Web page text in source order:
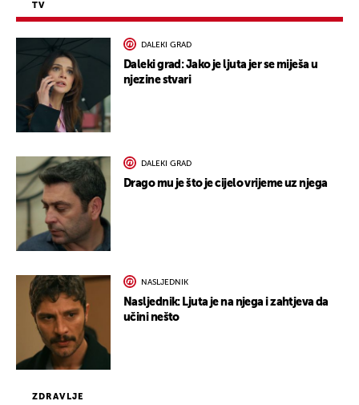
ZDRAVLJE
TV
DALEKI GRAD
Daleki grad: Jako je ljuta jer se miješa u
njezine stvari
DALEKI GRAD
Drago mu je što je cijelo vrijeme uz njega
NASLJEDNIK
Nasljednik: Ljuta je na njega i zahtjeva da
učini nešto